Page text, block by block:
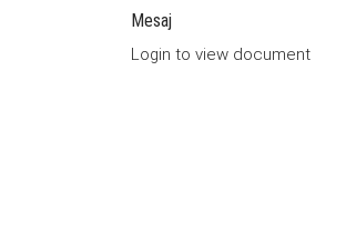
Mesaj
Login to view document